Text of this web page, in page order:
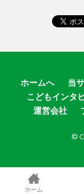
ホームへ 当
こどもインタ
運営会社
©
ホーム